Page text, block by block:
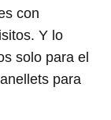
con
Y lo
solo para el
para